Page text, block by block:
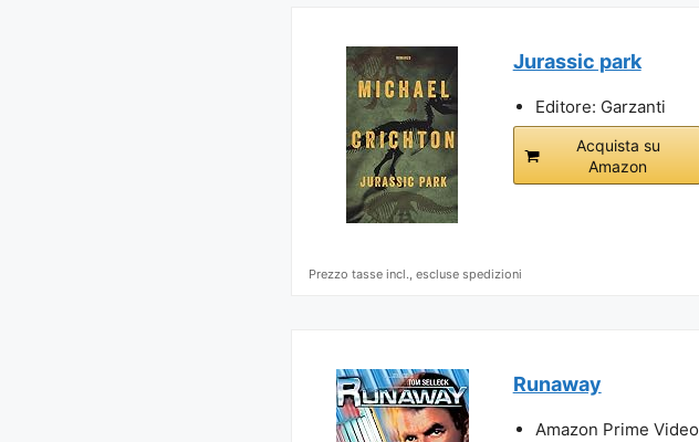
Jurassic park
Editore: Garzanti
Acquista su
Amazon
Prezzo tasse incl., escluse spedizioni
Runaway
Amazon Prime Video